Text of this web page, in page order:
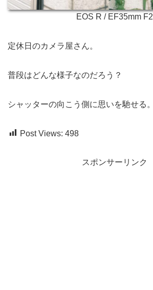
EOS R / EF35mm F2
定休日のカメラ屋さん。
普段はどんな様子なのだろう？
シャッターの向こう側に思いを馳せる。
Post Views: 498
スポンサーリンク